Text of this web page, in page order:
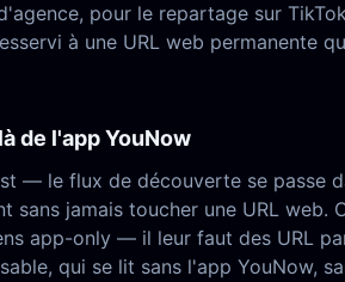
pour le repartage sur
à une URL web permanente
de l'app YouNow
— le flux de découverte se passe
sans jamais toucher une URL
app-only — il leur faut des URL
qui se lit sans l'app YouNow,